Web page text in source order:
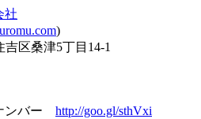
社
)
吉区桑津5丁目14-1
ンバー http://goo.gl/sthVxi